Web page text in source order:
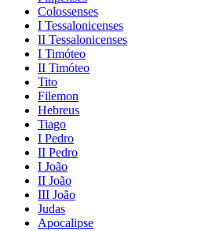
Colossenses
I Tessalonicenses
II Tessalonicenses
I Timóteo
II Timóteo
Tito
Filemon
Hebreus
Tiago
I Pedro
II Pedro
I João
II João
III João
Judas
Apocalipse